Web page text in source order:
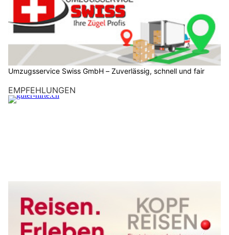
Umzugsservice Swiss GmbH – Zuverlässig, schnell und fair
EMPFEHLUNGEN